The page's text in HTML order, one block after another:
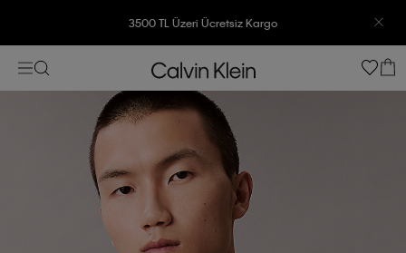
3500 TL Üzeri Ücretsiz Kargo
7500 TL Ve Üzeri Alışverişlerinizde 6 Taksit İmkanı